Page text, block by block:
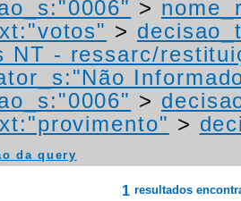
>
>
NT - ressarc/
>
>
da query
1 resultados